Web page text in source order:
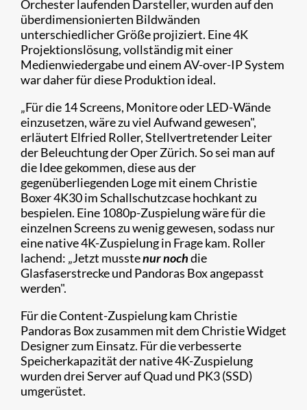
Orchester laufenden Darsteller, wurden auf den
überdimensionierten Bildwänden
unterschiedlicher Größe projiziert. Eine 4K
Projektionslösung, vollständig mit einer
Medienwiedergabe und einem AV-over-IP System
war daher für diese Produktion ideal.
„Für die 14 Screens, Monitore oder LED-Wände
einzusetzen, wäre zu viel Aufwand gewesen",
erläutert Elfried Roller, Stellvertretender Leiter
der Beleuchtung der Oper Zürich. So sei man auf
die Idee gekommen, diese aus der
gegenüberliegenden Loge mit einem Christie
Boxer 4K30 im Schallschutzcase hochkant zu
bespielen. Eine 1080p-Zuspielung wäre für die
einzelnen Screens zu wenig gewesen, sodass nur
eine native 4K-Zuspielung in Frage kam. Roller
lachend: „Jetzt musstenur nochdie
Glasfaserstrecke und Pandoras Box angepasst
werden".
Für die Content-Zuspielung kam Christie
Pandoras Box zusammen mit dem Christie Widget
Designer zum Einsatz. Für die verbesserte
Speicherkapazität der native 4K-Zuspielung
wurden drei Server auf Quad und PK3 (SSD)
umgerüstet.